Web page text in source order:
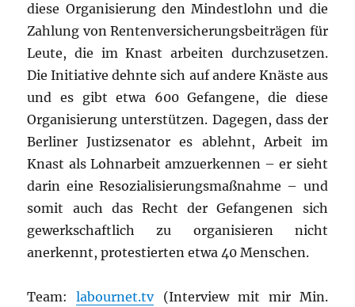
diese Organisierung den Mindestlohn und die
Zahlung von Rentenversicherungsbeiträgen für
Leute, die im Knast arbeiten durchzusetzen.
Die Initiative dehnte sich auf andere Knäste aus
und es gibt etwa 600 Gefangene, die diese
Organisierung unterstützen. Dagegen, dass der
Berliner Justizsenator es ablehnt, Arbeit im
Knast als Lohnarbeit amzuerkennen – er sieht
darin eine Resozialisierungsmaßnahme – und
somit auch das Recht der Gefangenen sich
gewerkschaftlich zu organisieren nicht
anerkennt, protestierten etwa 40 Menschen.
Team:labournet.tv(Interview mit mir Min.